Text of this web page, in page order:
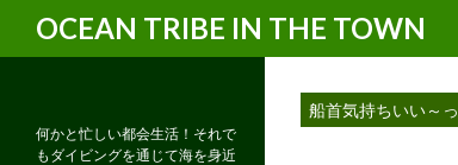
OCEAN TRIBE IN THE TOWN
船首気持ちいい～っ
何かと忙しい都会生活！それで
もダイビングを通じて海を身近